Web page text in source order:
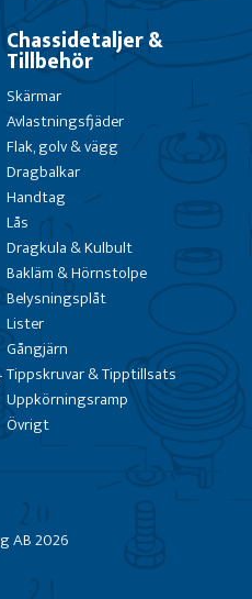
Chassidetaljer &
Tillbehör
Skärmar
Avlastningsfjäder
Flak, golv & vägg
Dragbalkar
Handtag
Lås
Dragkula & Kulbult
Bakläm & Hörnstolpe
Belysningsplåt
Lister
Gångjärn
Tippskruvar & Tipptillsats
Uppkörningsramp
Övrigt
AB2026